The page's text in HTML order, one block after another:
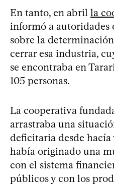
En tanto, en abril la
informó a autoridades
sobre la
cerrar esa industria,
se encontraba en
105 personas.
La cooperativa
arrastraba una
deficitaria desde hacía
había originado una
con el sistema
públicos y con los